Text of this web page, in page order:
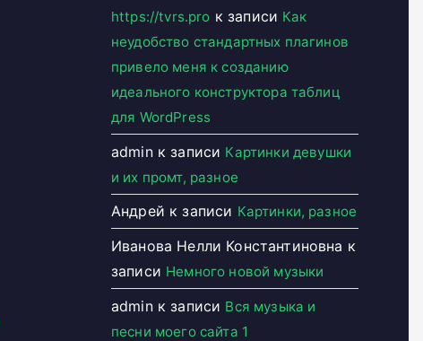
https://tvrs.pro к записи Как
неудобство стандартных плагинов
привело меня к созданию
идеального конструктора таблиц
для WordPress
adminк записи Картинки девушки
и их промт, разное
Андрей к записи Картинки, разное
Иванова Нелли Константиновна к
записи Немного новой музыки
adminк записи Вся музыка и
песни моего сайта 1